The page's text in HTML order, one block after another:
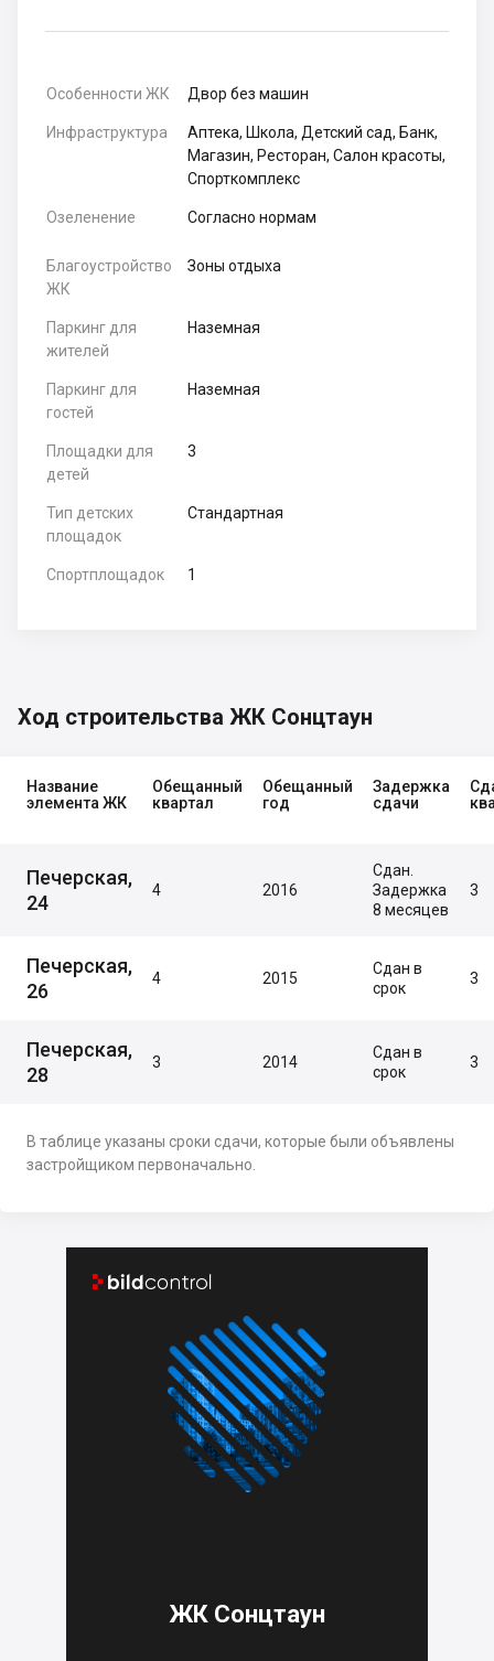
Особенности ЖК Двор без машин
Инфраструктура
Аптека, Школа, Детский сад, Банк,
Магазин, Ресторан, Салон красоты,
Спорткомплекс
Озеленение Согласно нормам
Благоустройство
ЖК
Зоны отдыха
Паркинг для
жителей
Наземная
Паркинг для
гостей
Наземная
Площадки для
детей
3
Тип детских
площадок
Стандартная
Спортплощадок 1
Ход строительства ЖК Сонцтаун
Название
элемента ЖК
Обещанный
квартал
Обещанный
год
Задержка
сдачи
Печерская,
24
4 2016
Сдан.
Задержка
8 месяцев
3
Печерская,
26
4 2015
Сдан в
срок
3
Печерская,
28
3 2014
Сдан в
срок
3
В таблице указаны сроки сдачи, которые были объявлены
застройщиком первоначально.
 
ЖК Сонцтаун